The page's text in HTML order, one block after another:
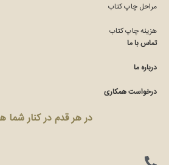
مراحل چاپ کتاب
هزینه چاپ کتاب
تماس با ما
درباره ما
درخواست همکاری
در هر قدم در کنار شما